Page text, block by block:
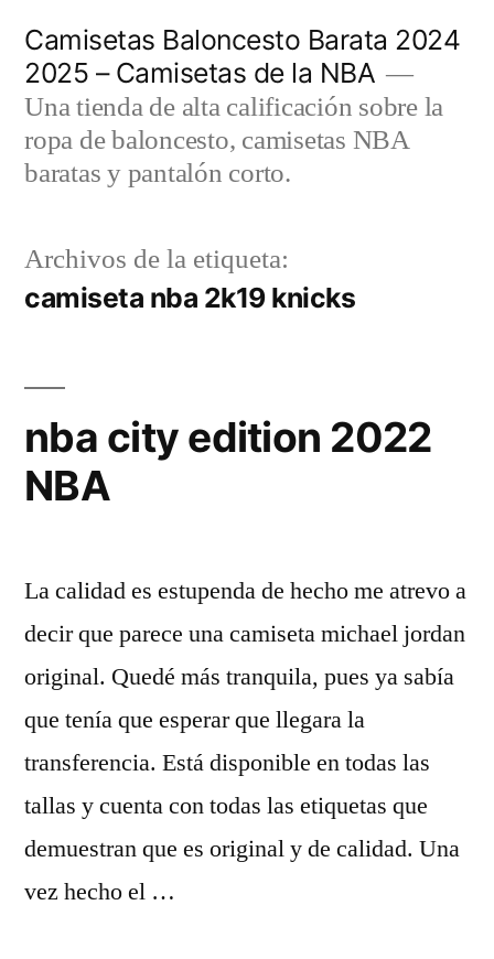
contenido
Camisetas Baloncesto Barata 2024
2025 – Camisetas de la NBA
Una tienda de alta calificación sobre la
ropa de baloncesto, camisetas NBA
baratas y pantalón corto.
Archivos de la etiqueta:
camiseta nba 2k19 knicks
nba city edition 2022
NBA
La calidad es estupenda de hecho me atrevo a
decir que parece una camiseta michael jordan
original. Quedé más tranquila, pues ya sabía
que tenía que esperar que llegara la
transferencia. Está disponible en todas las
tallas y cuenta con todas las etiquetas que
demuestran que es original y de calidad. Una
vez hecho el …